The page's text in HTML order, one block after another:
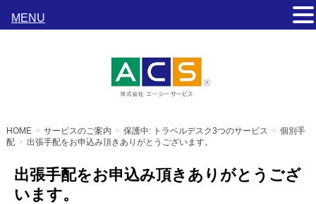
HOME サービスのご案内 保護中: トラベルデスク3つのサービス
個別手
配
出張手配をお申込み頂きありがとうございます。
出張手配をお申込み頂きありがとうござ
います。
MENU